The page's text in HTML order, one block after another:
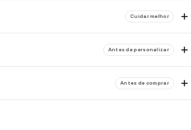
Cuidar melhor
Antes de personalizar
Antes de comprar